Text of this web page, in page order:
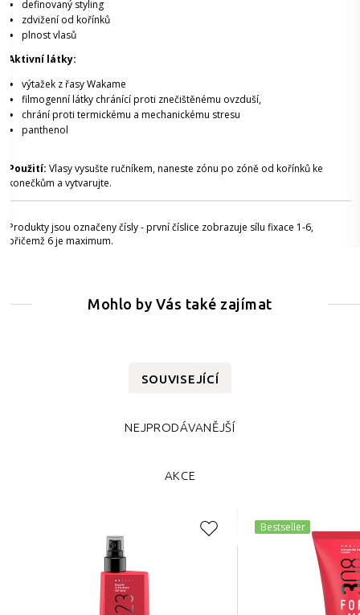
definovaný styling
zdvižení od kořínků
plnost vlasů
Aktivní látky:
výtažek z řasy Wakame
filmogenní látky chránící proti znečištěnému ovzduší,
chrání proti termickému a mechanickému stresu
panthenol
Použití: Vlasy vysušte ručníkem, naneste zónu po zóně od kořínků ke
konečkům a vytvarujte.
Produkty jsou označeny čísly - první číslice zobrazuje sílu fixace 1-6,
přičemž 6 je maximum.
Mohlo by Vás také zajímat
SOUVISEJÍCÍ
NEJPRODÁVANĚJŠÍ
AKCE
Bestseller